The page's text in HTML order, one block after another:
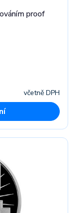
proof
včetně DPH